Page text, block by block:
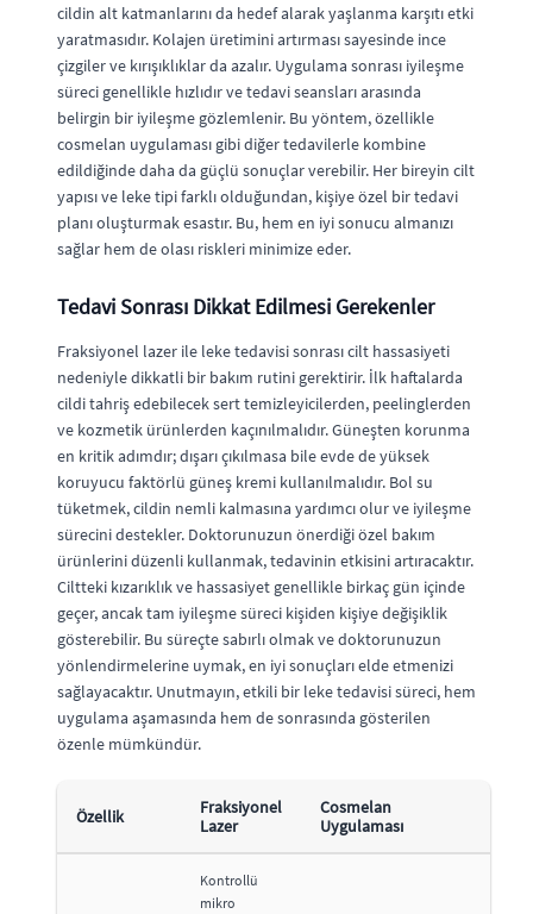
cildin alt katmanlarını da hedef alarak yaşlanma karşıtı etki
yaratmasıdır. Kolajen üretimini artırması sayesinde ince
çizgiler ve kırışıklıklar da azalır. Uygulama sonrası iyileşme
süreci genellikle hızlıdır ve tedavi seansları arasında
belirgin bir iyileşme gözlemlenir. Bu yöntem, özellikle
cosmelan uygulaması gibi diğer tedavilerle kombine
edildiğinde daha da güçlü sonuçlar verebilir. Her bireyin cilt
yapısı ve leke tipi farklı olduğundan, kişiye özel bir tedavi
planı oluşturmak esastır. Bu, hem en iyi sonucu almanızı
sağlar hem de olası riskleri minimize eder.
Tedavi Sonrası Dikkat Edilmesi Gerekenler
Fraksiyonel lazer ile leke tedavisi sonrası cilt hassasiyeti
nedeniyle dikkatli bir bakım rutini gerektirir. İlk haftalarda
cildi tahriş edebilecek sert temizleyicilerden, peelinglerden
ve kozmetik ürünlerden kaçınılmalıdır. Güneşten korunma
en kritik adımdır; dışarı çıkılmasa bile evde de yüksek
koruyucu faktörlü güneş kremi kullanılmalıdır. Bol su
tüketmek, cildin nemli kalmasına yardımcı olur ve iyileşme
sürecini destekler. Doktorunuzun önerdiği özel bakım
ürünlerini düzenli kullanmak, tedavinin etkisini artıracaktır.
Ciltteki kızarıklık ve hassasiyet genellikle birkaç gün içinde
geçer, ancak tam iyileşme süreci kişiden kişiye değişiklik
gösterebilir. Bu süreçte sabırlı olmak ve doktorunuzun
yönlendirmelerine uymak, en iyi sonuçları elde etmenizi
sağlayacaktır. Unutmayın, etkili bir leke tedavisi süreci, hem
uygulama aşamasında hem de sonrasında gösterilen
özenle mümkündür.
Özellik
Fraksiyonel
Lazer
Cosmelan
Uygulaması
Kontrollü
mikro